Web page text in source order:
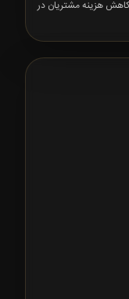
هزینه مشتریان در